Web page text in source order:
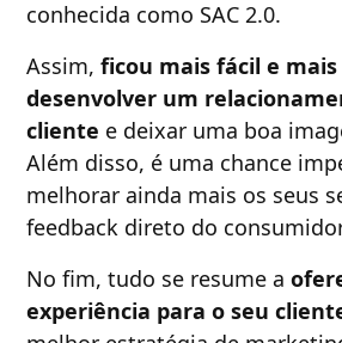
conhecida como SAC 2.0.
Assim, ficou mais fácil e
desenvolver um
cliente e deixar uma boa
Além disso, é uma chance
melhorar ainda mais os seus
feedback direto do
No fim, tudo se resume a
experiência para o seu